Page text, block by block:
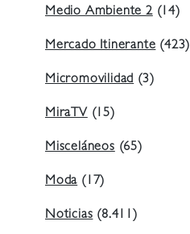
Medio Ambiente 2(14)
Mercado Itinerante(423)
Micromovilidad(3)
MiraTV(15)
Misceláneos(65)
Moda(17)
Noticias(8.411)